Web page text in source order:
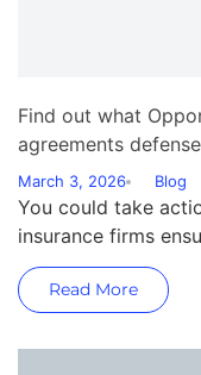
Find out what
agreements defense
March 3, 2026 Blog
You could take
insurance firms
Read More